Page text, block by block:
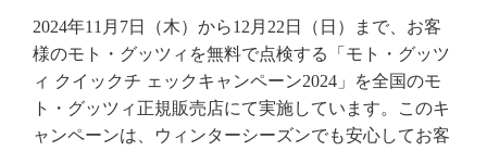
2024年11月7日（木）から12月22日（日）まで、お客
様のモト・グッツィを無料で点検する「モト・グッツ
ィ クイックチ ェックキャンペーン2024」を全国のモ
ト・グッツィ正規販売店にて実施しています。このキ
ャンペーンは、ウィンターシーズンでも安心してお客